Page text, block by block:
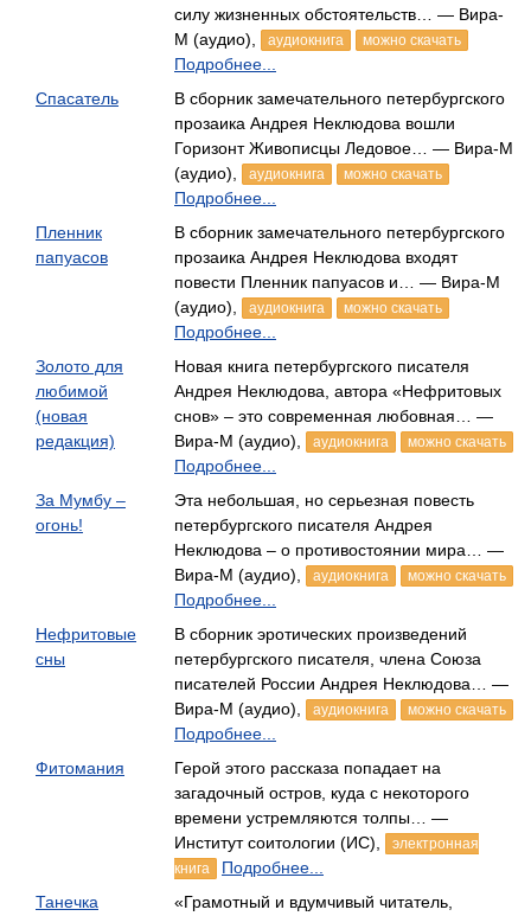
силу жизненных обстоятельств… — Вира-
М (аудио),
аудиокнига можно скачать
Подробнее...
Спасатель
В сборник замечательного петербургского
прозаика Андрея Неклюдова вошли
Горизонт Живописцы Ледовое… — Вира-М
(аудио),
аудиокнига можно скачать
Подробнее...
Пленник
папуасов
В сборник замечательного петербургского
прозаика Андрея Неклюдова входят
повести Пленник папуасов и… — Вира-М
(аудио),
аудиокнига можно скачать
Подробнее...
Золото для
любимой
(новая
редакция)
Новая книга петербургского писателя
Андрея Неклюдова, автора «Нефритовых
снов» – это современная любовная… —
Вира-М (аудио),
аудиокнига можно скачать
Подробнее...
За Мумбу –
огонь!
Эта небольшая, но серьезная повесть
петербургского писателя Андрея
Неклюдова – о противостоянии мира… —
Вира-М (аудио),
аудиокнига можно скачать
Подробнее...
Нефритовые
сны
В сборник эротических произведений
петербургского писателя, члена Союза
писателей России Андрея Неклюдова… —
Вира-М (аудио),
аудиокнига можно скачать
Подробнее...
Фитомания
Герой этого рассказа попадает на
загадочный остров, куда с некоторого
времени устремляются толпы… —
Институт соитологии (ИС),
электронная
книга
Подробнее...
Танечка
«Грамотный и вдумчивый читатель,